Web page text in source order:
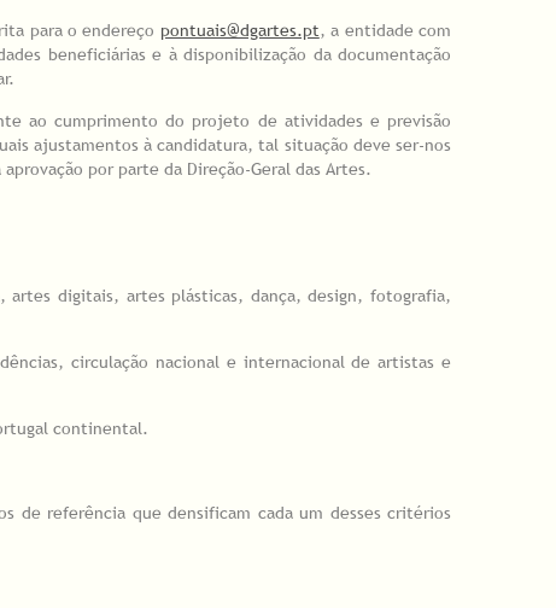
para o endereço pontuais@dgartes.pt, a entidade com
beneficiárias e à disponibilização da documentação
ao cumprimento do projeto de atividades e previsão
ajustamentos à candidatura, tal situação deve ser-nos
por parte da Direção-Geral das Artes.
digitais, artes plásticas, dança, design, fotografia,
circulação nacional e internacional de artistas e
continental.
de referência que densificam cada um desses critérios